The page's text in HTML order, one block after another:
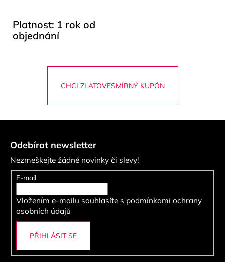
Platnost: 1 rok od
objednání
CHCI ZLATOVESMÍRNÝ KUPÓN
Odebírat newsletter
Nezmeškejte žádné novinky či slevy!
E-mail
Vložením e-mailu souhlasíte s podmínkami ochrany
osobních údajů
PŘIHLÁSIT SE